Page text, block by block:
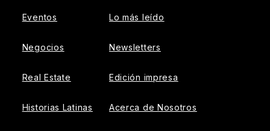
Eventos
Negocios
Real Estate
Historias Latinas
Lo más leído
Newsletters
Edición impresa
Acerca de Nosotros